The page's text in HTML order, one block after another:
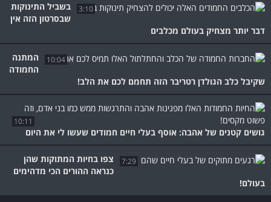
3:10
בשביל התינוקות
שבסרטון הזה אין
דבר יותר מצחיק בעולם מכלבים
10:04
המתנה
החמודה
שקיבל כלב הגולדן רטריבר הזה תחמם לכם את הלב!
10:11
גושים קטנים של אהבה: אוסף בעלי חיים חמודים שעשו לי את היום
7:29
צפו בחיות המתוקות שהן
כנראה ההורים הכי מדהימים
בעולם!